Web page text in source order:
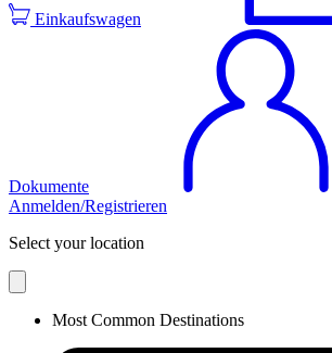
Einkaufswagen
Dokumente
Anmelden/Registrieren
Select your location
Most Common Destinations